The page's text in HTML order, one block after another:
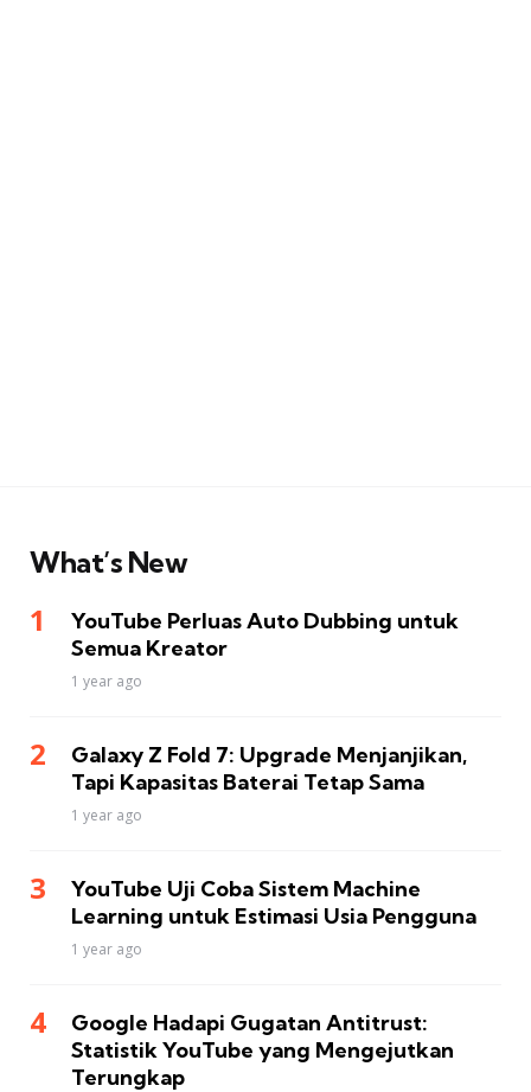
What’s New
YouTube Perluas Auto Dubbing untuk
Semua Kreator
1 year ago
Galaxy Z Fold 7: Upgrade Menjanjikan,
Tapi Kapasitas Baterai Tetap Sama
1 year ago
YouTube Uji Coba Sistem Machine
Learning untuk Estimasi Usia Pengguna
1 year ago
Google Hadapi Gugatan Antitrust:
Statistik YouTube yang Mengejutkan
Terungkap